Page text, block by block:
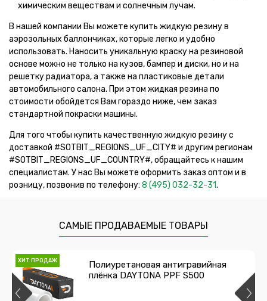
химическим веществам и солнечным лучам.
В нашей компании Вы можете купить жидкую резину в
аэрозольных баллончиках, которые легко и удобно
использовать. Наносить уникальную краску на резиновой
основе можно не только на кузов, бампер и диски, но и на
решетку радиатора, а также на пластиковые детали
автомобильного салона. При этом жидкая резина по
стоимости обойдется Вам гораздо ниже, чем заказ
стандартной покраски машины.
Для того чтобы купить качественную жидкую резину с
доставкой #SOTBIT_REGIONS_UF_CITY# и другим регионам
#SOTBIT_REGIONS_UF_COUNTRY#, обращайтесь к нашим
специалистам. У нас Вы можете оформить заказ оптом и в
розницу, позвонив по телефону: 8 (495) 032-32-31.
САМЫЕ ПРОДАВАЕМЫЕ ТОВАРЫ
ХИТ ПРОДАЖ
Полиуретановая антигравийная
плёнка DAYTONA PPF S500